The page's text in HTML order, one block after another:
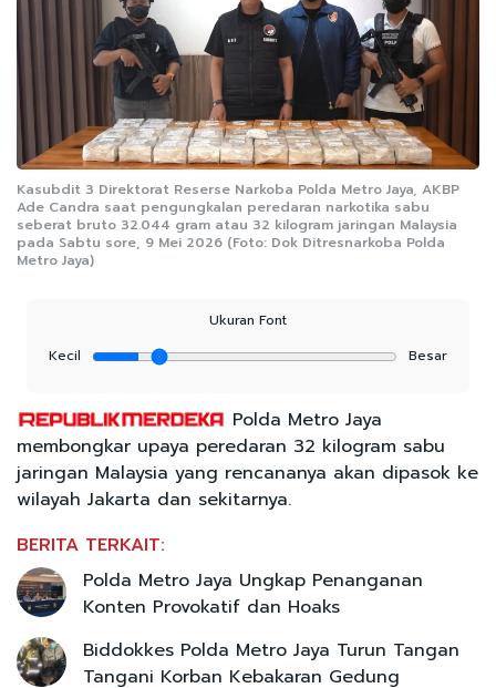
Kasubdit 3 Direktorat Reserse Narkoba Polda Metro Jaya, AKBP
Ade Candra saat pengungkalan peredaran narkotika sabu
seberat bruto 32.044 gram atau 32 kilogram jaringan Malaysia
pada Sabtu sore, 9 Mei 2026 (Foto: Dok Ditresnarkoba Polda
Metro Jaya)
Ukuran Font
Kecil
Besar
Polda Metro Jaya
membongkar upaya peredaran 32 kilogram sabu
jaringan Malaysia yang rencananya akan dipasok ke
wilayah Jakarta dan sekitarnya.
BERITA TERKAIT:
Polda Metro Jaya Ungkap Penanganan
Konten Provokatif dan Hoaks
Biddokkes Polda Metro Jaya Turun Tangan
Tangani Korban Kebakaran Gedung